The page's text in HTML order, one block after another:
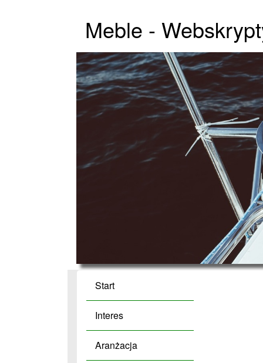
Meble -
Start
Interes
Aranżacja